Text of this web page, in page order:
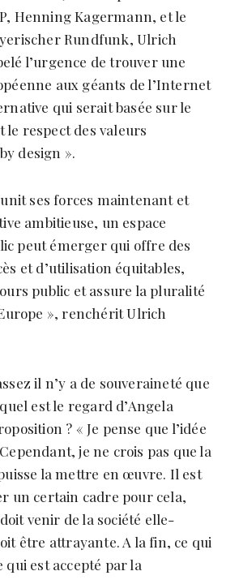
Henning Kagermann, et le
Rundfunk, Ulrich
l’urgence de trouver une
aux géants de l’Internet
qui serait basée sur le
le respect des valeurs
design ».
ses forces maintenant et
ambitieuse, un espace
peut émerger qui offre des
et d’utilisation équitables,
public et assure la pluralité
», renchérit Ulrich
il n’y a de souveraineté que
est le regard d’Angela
? « Je pense que l’idée
je ne crois pas que la
la mettre en œuvre. Il est
un certain cadre pour cela,
venir de la société elle-
être attrayante. A la fin, ce qui
qui est accepté par la